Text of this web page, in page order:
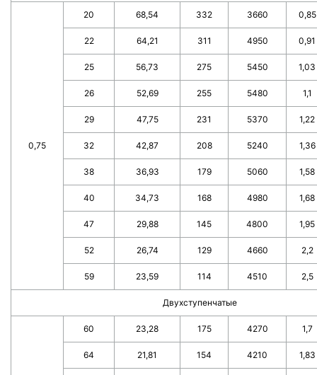
0,75
20 68,54 332 3660 0,85
22 64,21 311 4950 0,91
25 56,73 275 5450 1,03
26 52,69 255 5480 1,1
29 47,75 231 5370 1,22
32 42,87 208 5240 1,36
38 36,93 179 5060 1,58
40 34,73 168 4980 1,68
47 29,88 145 4800 1,95
52 26,74 129 4660 2,2
59 23,59 114 4510 2,5
Двухступенчатые
60 23,28 175 4270 1,7
64 21,81 154 4210 1,83